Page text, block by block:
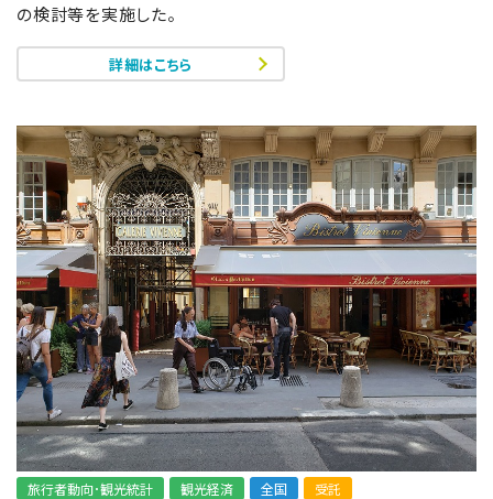
の検討等を実施した。
詳細はこちら
旅行者動向･観光統計 観光経済 全国 受託